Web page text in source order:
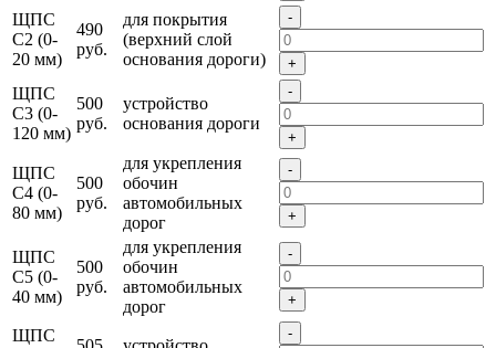
ЩПС
С2 (0-
20 мм)
490
руб.
для покрытия
(верхний слой
основания дороги)
-
+
ЩПС
С3 (0-
120 мм)
500
руб.
устройство
основания дороги
-
+
ЩПС
С4 (0-
80 мм)
500
руб.
для укрепления
обочин
автомобильных
дорог
-
+
ЩПС
С5 (0-
40 мм)
500
руб.
для укрепления
обочин
автомобильных
дорог
-
+
ЩПС
-